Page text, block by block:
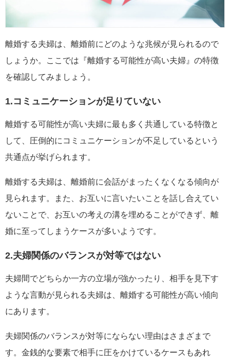
離婚する夫婦は、離婚前にどのような兆候が見られるので
しょうか。ここでは『離婚する可能性が高い夫婦』の特徴
を確認してみましょう。
1.コミュニケーションが足りていない
離婚する可能性が高い夫婦に最も多く共通している特徴と
して、圧倒的にコミュニケーションが不足しているという
共通点が挙げられます。
離婚する夫婦は、離婚前に会話がまったくなくなる傾向が
見られます。また、お互いに言いたいことを話し合えてい
ないことで、お互いの考えの溝を埋めることができず、離
婚に至ってしまうケースが多いようです。
2.夫婦関係のバランスが対等ではない
夫婦間でどちらか一方の立場が強かったり、相手を見下す
ような言動が見られる夫婦は、離婚する可能性が高い傾向
にあります。
夫婦関係のバランスが対等にならない理由はさまざまで
す。金銭的な要素で相手に圧をかけているケースもあれ